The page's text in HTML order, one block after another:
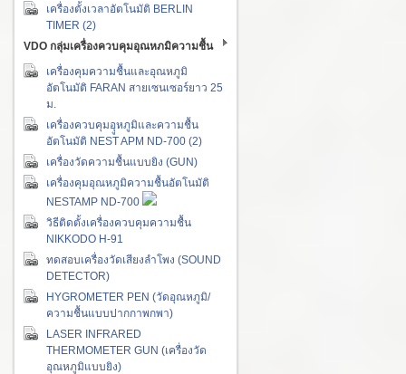
เครื่องตั้งเวลาอัตโนมัติ BERLIN
TIMER (2)
VDO กลุ่มเครื่องควบคุมอุณหภมิความชื้น
เครื่องคุมความชื้นและอุณหภูมิ
อัตโนมัติ FARAN สายเซนเซอร์ยาว 25
ม.
เครื่องควบคุมอุูหภูมิและความชื้น
อัตโนมัติ NEST APM ND-700 (2)
เครื่องวัดความชื้นแบบยิง (GUN)
เครื่องคุมอุณหภูมิความชื้นอัตโนมัติ
NESTAMP ND-700
วิธีติดตั้งเครื่องควบคุมความชื้น
NIKKODO H-91
ทดสอบเครื่องวัดเสียงลำโพง (SOUND
DETECTOR)
HYGROMETER PEN (วัดอุณหภูมิ/
ความชื้นแบบปากกาพกพา)
LASER INFRARED
THERMOMETER GUN (เครื่องวัด
อุณหภูมิแบบยิง)